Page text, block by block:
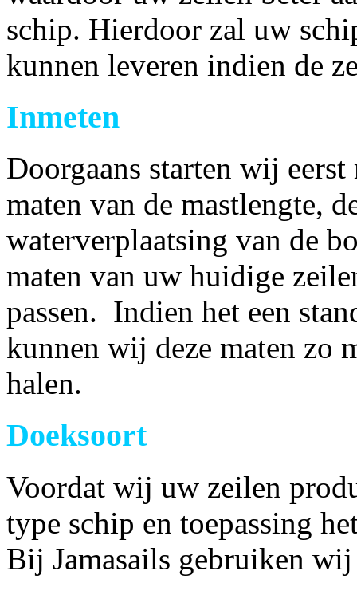
schip. Hierdoor zal uw
kunnen leveren indien de
Inmeten
Doorgaans starten wij
maten van de mastlengte,
waterverplaatsing van de
maten van uw huidige
passen. Indien het een
kunnen wij deze maten zo
halen.
Doeksoort
Voordat wij uw zeilen
type schip en toepassing
Bij Jamasails gebruiken